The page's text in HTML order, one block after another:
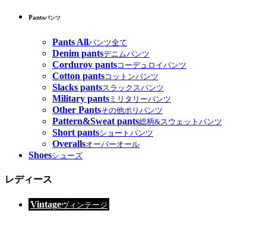
Pantsパンツ
Pants Allパンツ全て
Denim pantsデニムパンツ
Corduroy pantsコーデュロイパンツ
Cotton pantsコットンパンツ
Slacks pantsスラックスパンツ
Military pants ミリタリーパンツ
Other Pantsその他ポリパンツ
Pattern&Sweat pants総柄&スウェットパンツ
Short pantsショートパンツ
Overallsオーバーオール
Shoesシューズ
レディース
Vintageヴィンテージ